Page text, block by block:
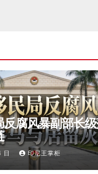
反腐风暴副部长
日 印尼王掌柜